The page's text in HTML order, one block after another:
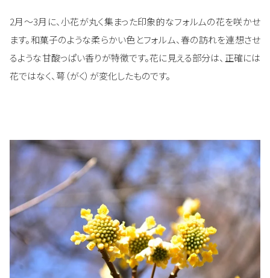
2月～3月に、小花が丸く集まった印象的なフォルムの花を咲かせ
ます。和菓子のような柔らかい色とフォルム、春の訪れを連想させ
るような甘酸っぱい香りが特徴です。花に見える部分は、正確には
花ではなく、萼（がく）が変化したものです。